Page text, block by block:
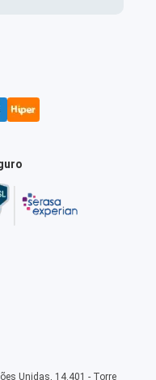
Unidas, 14.401 - Torre